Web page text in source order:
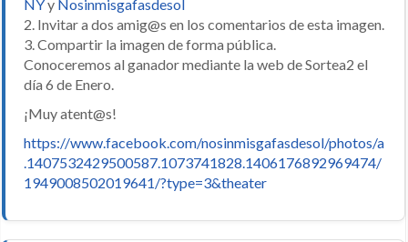
NYy Nosinmisgafasdesol
2. Invitar a dos amig@s en los comentarios de esta imagen.
3. Compartir la imagen de forma pública.
Conoceremos al ganador mediante la web de Sortea2 el
día 6 de Enero.
¡Muy atent@s!
https://www.facebook.com/nosinmisgafasdesol/photos/a
.1407532429500587.1073741828.1406176892969474/
1949008502019641/?type=3&theater